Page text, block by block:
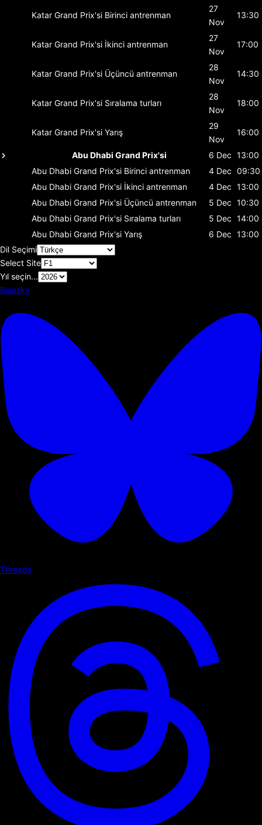
Katar Grand Prix'si Birinci antrenman
27
Nov
13:30
Katar Grand Prix'si İkinci antrenman
27
Nov
17:00
Katar Grand Prix'si Üçüncü antrenman
28
Nov
14:30
Katar Grand Prix'si Sıralama turları
28
Nov
18:00
Katar Grand Prix'si Yarış
29
Nov
16:00
Abu Dhabi Grand Prix'si 6 Dec 13:00
Abu Dhabi Grand Prix'si Birinci antrenman 4 Dec 09:30
Abu Dhabi Grand Prix'si İkinci antrenman 4 Dec 13:00
Abu Dhabi Grand Prix'si Üçüncü antrenman 5 Dec 10:30
Abu Dhabi Grand Prix'si Sıralama turları 5 Dec 14:00
Abu Dhabi Grand Prix'si Yarış 6 Dec 13:00
Dil Seçimi
Select Site
Yıl seçin...
Bluesky
Threads